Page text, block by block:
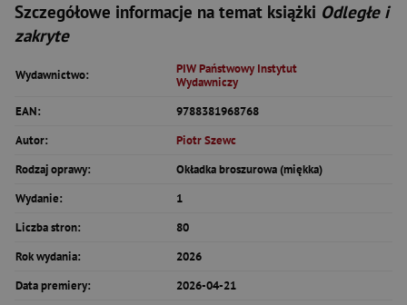
Szczegółowe informacje na temat książki Odległe i
zakryte
Wydawnictwo:
PIW Państwowy Instytut
Wydawniczy
EAN:
9788381968768
Autor:
Piotr Szewc
Rodzaj oprawy:
Okładka broszurowa (miękka)
Wydanie:
1
Liczba stron:
80
Rok wydania:
2026
Data premiery:
2026-04-21